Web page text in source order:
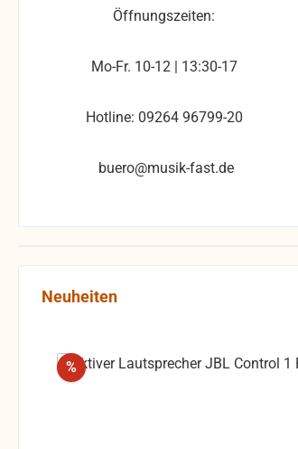
Öffnungszeiten:
Mo-Fr. 10-12 | 13:30-17
Hotline: 09264 96799-20
buero@musik-fast.de
Produktgalerie überspringen
Neuheiten
%Rabatt